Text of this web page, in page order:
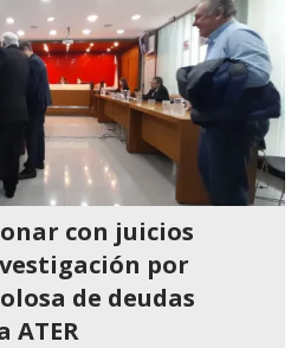
con juicios
por
de deudas
ATER